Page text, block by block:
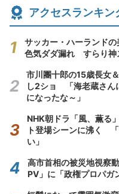
アクセスランキン
サッカー・ハーランド
色気ダダ漏れ すらり神
市川團十郎の15歳長女
し2ショ 「海老蔵さん
になったな～」
NHK朝ドラ「風、薫る
ト登場シーンに沸く
い」
高市首相の被災地視察
PV」に「政権プロパガ